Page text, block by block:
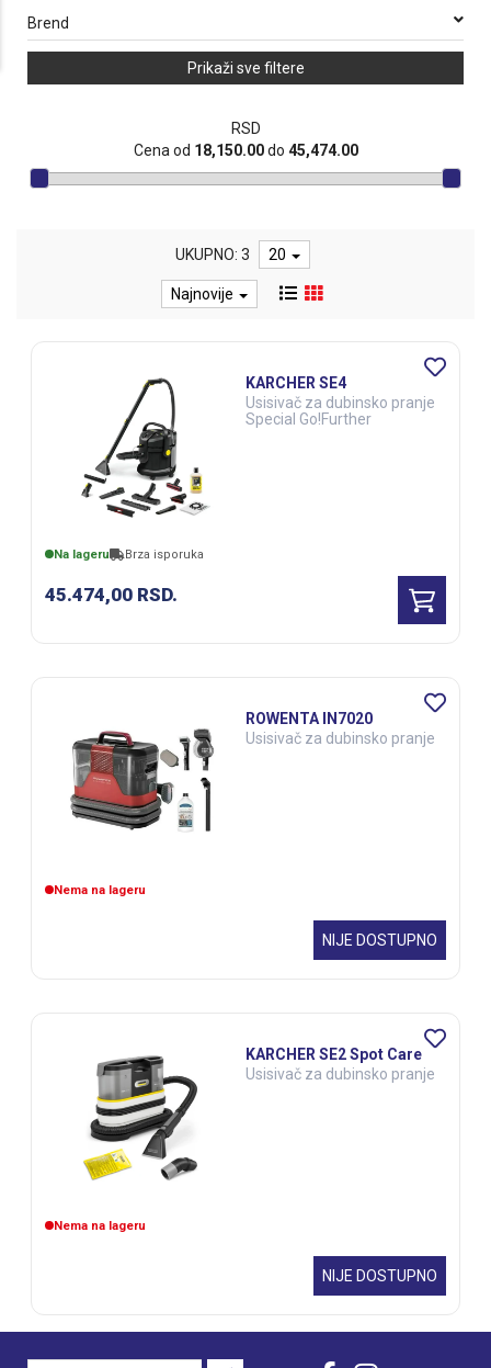
Brend
Prikaži sve filtere
RSD
Cena od 18,150.00do 45,474.00
UKUPNO: 3 20
Najnovije
Na lageru Brza isporuka
45.474,00 RSD.
KARCHER SE4
Usisivač za dubinsko pranje
Special Go!Further
Nema na lageru
ROWENTA IN7020
Usisivač za dubinsko pranje
NIJE DOSTUPNO
Nema na lageru
KARCHER SE2 Spot Care
Usisivač za dubinsko pranje
NIJE DOSTUPNO